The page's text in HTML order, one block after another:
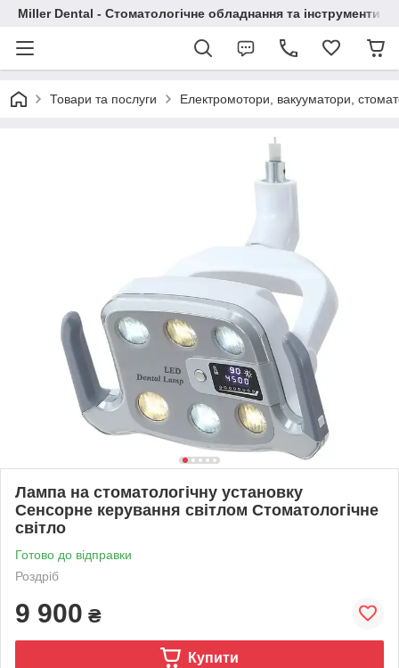
Miller Dental - Стоматологічне обладнання та інструменти
Товари та послуги Електромотори, вакууматори,
Лампа на стоматологічну установку
Сенсорне керування світлом Стоматологічне
світло
Готово до відправки
Роздріб
9 900 ₴
Купити